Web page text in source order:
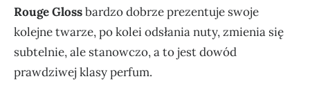
Rouge Glossbardzo dobrze prezentuje swoje
kolejne twarze, po kolei odsłania nuty, zmienia się
subtelnie, ale stanowczo, a to jest dowód
prawdziwej klasy perfum.